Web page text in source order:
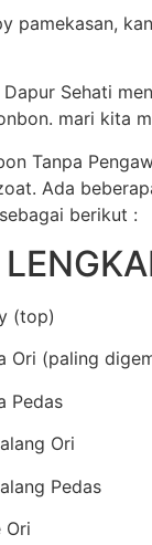
Dapur Sehati
mari kita
Tanpa
Ada
berikut :
(top)
Ori (paling
Pedas
Ori
Pedas
Ori